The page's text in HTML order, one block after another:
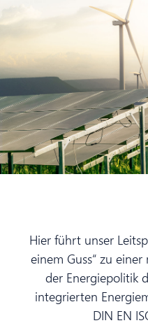
Hier führt unser
einem Guss“ zu
der Energiepolitik
integrierten
DIN EN